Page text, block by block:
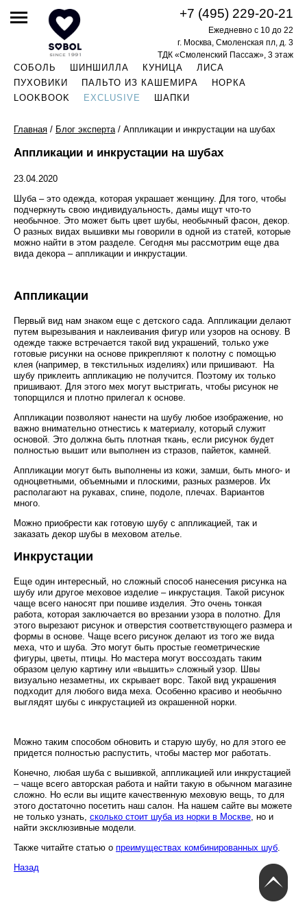
СОБОЛЬ ШИНШИЛЛА КУНИЦА
ЛИСА
ПУХОВИКИ
ПАЛЬТО ИЗ КАШЕМИРА
НОРКА
LOOKBOOK
EXCLUSIVE ШАПКИ
+7 (495) 229-20-21
Ежедневно с 10 до 22
г. Москва, Смоленская пл, д. 3
ТДК «Смоленский Пассаж», 3 этаж
Главная / Блог эксперта / Аппликации и инкрустации на шубах
Аппликации и инкрустации на шубах
23.04.2020
Шуба – это одежда, которая украшает женщину. Для того, чтобы
подчеркнуть свою индивидуальность, дамы ищут что-то
необычное. Это может быть цвет шубы, необычный фасон, декор.
О разных видах вышивки мы говорили в одной из статей, которые
можно найти в этом разделе. Сегодня мы рассмотрим еще два
вида декора – аппликации и инкрустации.
Аппликации
Первый вид нам знаком еще с детского сада. Аппликации делают
путем вырезывания и наклеивания фигур или узоров на основу. В
одежде также встречается такой вид украшений, только уже
готовые рисунки на основе прикрепляют к полотну с помощью
клея (например, в текстильных изделиях) или пришивают. На
шубу приклеить аппликацию не получится. Поэтому их только
пришивают. Для этого мех могут выстригать, чтобы рисунок не
топорщился и плотно прилегал к основе.
Аппликации позволяют нанести на шубу любое изображение, но
важно внимательно отнестись к материалу, который служит
основой. Это должна быть плотная ткань, если рисунок будет
полностью вышит или выполнен из стразов, пайеток, камней.
Аппликации могут быть выполнены из кожи, замши, быть много- и
одноцветными, объемными и плоскими, разных размеров. Их
располагают на рукавах, спине, подоле, плечах. Вариантов
много.
Можно приобрести как готовую шубу с аппликацией, так и
заказать декор шубы в меховом ателье.
Инкрустации
Еще один интересный, но сложный способ нанесения рисунка на
шубу или другое меховое изделие – инкрустация. Такой рисунок
чаще всего наносят при пошиве изделия. Это очень тонкая
работа, которая заключается во врезании узора в полотно. Для
этого вырезают рисунок и отверстия соответствующего размера и
формы в основе. Чаще всего рисунок делают из того же вида
меха, что и шуба. Это могут быть простые геометрические
фигуры, цветы, птицы. Но мастера могут воссоздать таким
образом целую картину или «вышить» сложный узор. Швы
визуально незаметны, их скрывает ворс. Такой вид украшения
подходит для любого вида меха. Особенно красиво и необычно
выглядят шубы с инкрустацией из окрашенной норки.
Можно таким способом обновить и старую шубу, но для этого ее
придется полностью распустить, чтобы мастер мог работать.
Конечно, любая шуба с вышивкой, аппликацией или инкрустацией
– чаще всего авторская работа и найти такую в обычном магазине
сложно. Но если вы ищите качественную меховую вещь, то для
этого достаточно посетить наш салон. На нашем сайте вы можете
не только узнать, сколько стоит шуба из норки в Москве , но и
найти эксклюзивные модели.
Также читайте статью о преимуществах комбинированных шуб
Назад